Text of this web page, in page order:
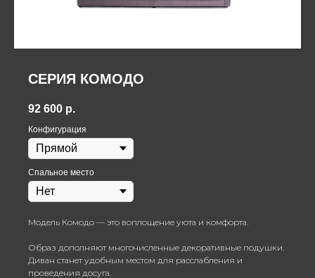
СЕРИЯ КОМОДО
92 600 р.
Конфигурация
Спальное место
Модель Комодо — это воплощение уюта и комфорта.
Образ дополняют многочисленные декоративные подушки.
Диван станет удобным местом для расслабления и
проведения досуга.